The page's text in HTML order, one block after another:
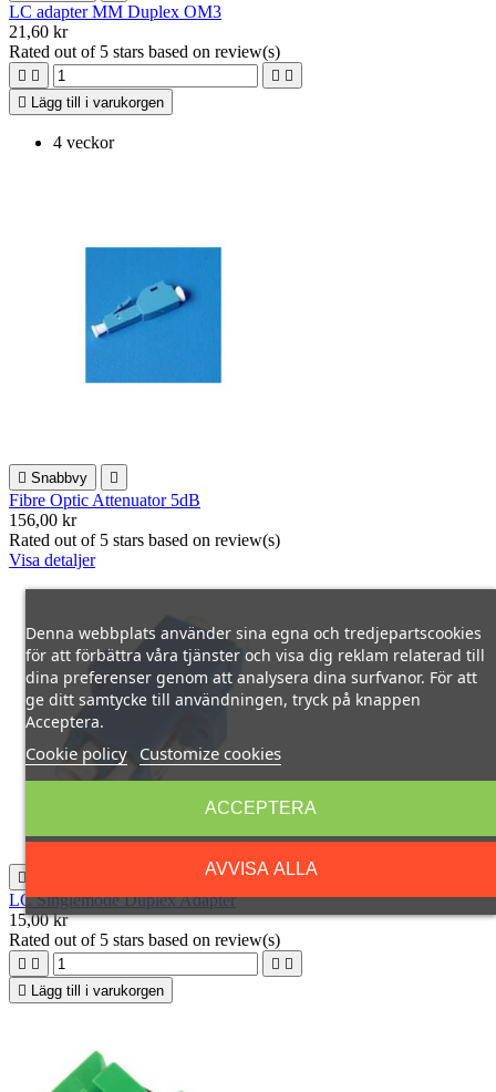
LC adapter MM Duplex OM3
21,60 kr
Rated out of 5 stars based on review(s)
   

Lägg till i varukorgen
4 veckor
 Snabbvy 
Fibre Optic Attenuator 5dB
156,00 kr
Rated out of 5 stars based on review(s)
Visa detaljer

LC Singlemode Duplex Adapter
15,00 kr
Rated out of 5 stars based on review(s)
   

Lägg till i varukorgen
Denna webbplats använder sina egna och tredjepartscookies
för att förbättra våra tjänster och visa dig reklam relaterad till
dina preferenser genom att analysera dina surfvanor. För att
ge ditt samtycke till användningen, tryck på knappen
Acceptera.
Cookie policy Customize cookies
AVVISA ALLA
ACCEPTERA